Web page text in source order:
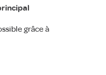
grâce à